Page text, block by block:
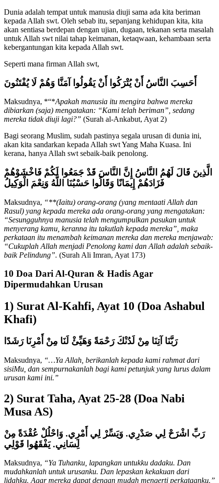
Dunia adalah tempat untuk manusia diuji sama ada kita beriman
kepada Allah swt. Oleh sebab itu, sepanjang kehidupan kita, kita
akan sentiasa berdepan dengan ujian, dugaan, tekanan serta masalah
untuk Allah swt nilai tahap keimanan, ketaqwaan, kehambaan serta
kebergantungan kita kepada Allah swt.
Seperti mana firman Allah swt,
حَسِبَ النَّاسُ أَنْ يُتْرَكُوا أَنْ يَقُولُوا آمَنَّا وَهُمْ لَا يُفْتَنُونَ
Maksudnya, *“*Apakah manusia itu mengira bahwa mereka
dibiarkan (saja) mengatakan: “Kami telah beriman”, sedang
mereka tidak diuji lagi?” (Surah al-Ankabut, Ayat 2)
Bagi seorang Muslim, sudah pastinya segala urusan di dunia ini,
akan kita sandarkan kepada Allah swt Yang Maha Kuasa. Ini
kerana, hanya Allah swt sebaik-baik penolong.
الَّذِينَ قَالَ لَهُمُ النَّاسُ إِنَّ النَّاسَ قَدْ جَمَعُوا لَكُمْ فَاخْشَوْهُمْ
فَزَادَهُمْ إِيمَانًا وَقَالُوا حَسْبُنَا اللَّهُ وَنِعْمَ الْوَكِيلُ
Maksudnya, “**(Iaitu) orang-orang (yang mentaati Allah dan
Rasul) yang kepada mereka ada orang-orang yang mengatakan:
“Sesungguhnya manusia telah mengumpulkan pasukan untuk
menyerang kamu, keranna itu takutlah kepada mereka”, maka
perkataan itu menambah keimanan mereka dan mereka menjawab:
“Cukuplah Allah menjadi Penolong kami dan Allah adalah sebaik-
baik Pelindung”. (Surah Ali Imran, Ayat 173)
10 Doa Dari Al-Quran & Hadis Agar
Dipermudahkan Urusan
1) Surat Al-Kahfi, Ayat 10 (Doa Ashabul
Khafi)
رَبَّنَا آتِنَا مِنْ لَدُنْكَ رَحْمَةً وَهَيِّئْ لَنَا مِنْ أَمْرِنَا رَشَدًا
Maksudnya, “…Ya Allah, berikanlah kepada kami rahmat dari
sisiMu, dan sempurnakanlah bagi kami petunjuk yang lurus dalam
urusan kami ini.”
2) Surat Taha, Ayat 25-28 (Doa Nabi
Musa AS)
رَبِّ اشْرَحْ لِي صَدْرِي. وَيَسِّرْ لِي أَمْرِي. وَاحْلُلْ عُقْدَةً مِنْ
لِسَانِي. يَفْقَهُوا قَوْلِي
Maksudnya, “Ya Tuhanku, lapangkan untukku dadaku. Dan
mudahkanlah untuk urusanku. Dan lepaskan kekakuan dari
lidahku. Agar mereka dapat dengan mudah mengerti perkataanku.”